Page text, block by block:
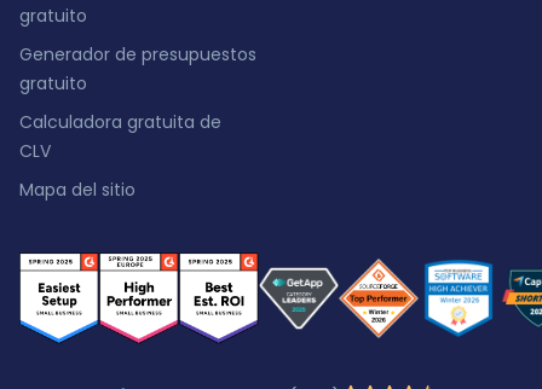
gratuito
Generador de presupuestos
gratuito
Calculadora gratuita de
CLV
Mapa del sitio